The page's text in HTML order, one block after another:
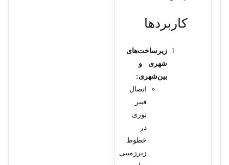
کاربردها
زیرساخت‌های
شهری و
بین‌شهری:
اتصال
فیبر
نوری
در
خطوط
زیرزمینی